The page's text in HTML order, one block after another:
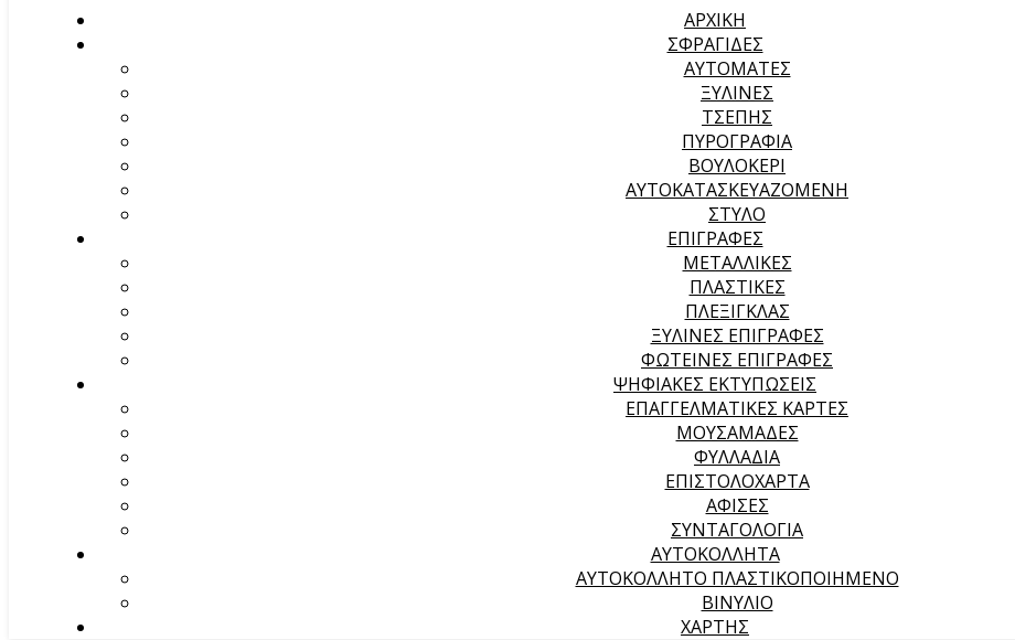
ΑΡΧΙΚΉ
ΣΦΡΑΓΙΔΕΣ
ΑΥΤΟΜΑΤΕΣ
ΞΥΛΙΝΕΣ
ΤΣΕΠΗΣ
ΠΥΡΟΓΡΑΦΙΑ
ΒΟΥΛΟΚΕΡΙ
ΑΥΤΟΚΑΤΑΣΚΕΥΑΖΟΜΕΝΗ
ΣΤΥΛΟ
ΕΠΙΓΡΑΦΕΣ
ΜΕΤΑΛΛΙΚΕΣ
ΠΛΑΣΤΙΚΕΣ
ΠΛΕΞΙΓΚΛΑΣ
ΞΥΛΙΝΕΣ ΕΠΙΓΡΑΦΕΣ
ΦΩΤΕΙΝΕΣ ΕΠΙΓΡΑΦΕΣ
ΨΗΦΙΑΚΕΣ ΕΚΤΥΠΩΣΕΙΣ
ΕΠΑΓΓΕΛΜΑΤΙΚΕΣ ΚΑΡΤΕΣ
ΜΟΥΣΑΜΑΔΕΣ
ΦΥΛΛΑΔΙΑ
ΕΠΙΣΤΟΛΟΧΑΡΤΑ
ΑΦΙΣΕΣ
ΣΥΝΤΑΓΟΛΟΓΙΑ
ΑΥΤΟΚΟΛΛΗΤΑ
ΑΥΤΟΚΟΛΛΗΤΟ ΠΛΑΣΤΙΚΟΠΟΙΗΜΕΝΟ
ΒΙΝΥΛΙΟ
ΧΑΡΤΗΣ